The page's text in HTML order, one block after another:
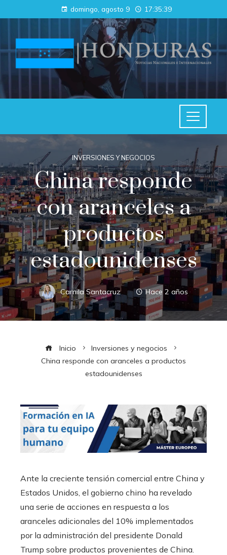
domingo, agosto 9 17:35:40
INVERSIONES Y NEGOCIOS
China responde
con aranceles a
productos
estadounidenses
Camila Santacruz Hace 2 años
Inicio
Inversiones y negocios
China responde con aranceles a productos
estadounidenses
Ante la creciente tensión comercial entre China y
Estados Unidos, el gobierno chino ha revelado
una serie de acciones en respuesta a los
aranceles adicionales del 10% implementados
por la administración del presidente Donald
Trump sobre productos provenientes de China.